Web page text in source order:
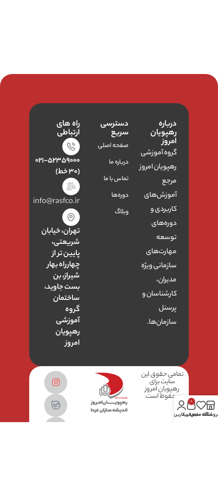
درباره
رهپویان
امروز
گروه آموزشی
رهپویان امروز
مرجع
آموزش‌های
کاربردی و
دوره‌های
توسعه
مهارت‌های
سازمانی ویژه
مدیران،
کارشناسان و
پرسنل
سازمان‌ها.
دسترسی
سریع
صفحه اصلی
درباره ما
تماس با ما
دوره‌ها
وبلاگ
راه های
ارتباطی
۰۲۱-۵۲۳۵۹۰۰۰
(۳۰ خط)
info@rasfco.ir
تهران، خیابان
شریعتی،
پایین تر از
چهارراه بهار
شیراز، بن
بست جاوید،
ساختمان
گروه
آموزشی
رهپویان
امروز
تمامی حقوق این
سایت برای
رهپویان امروز
محفوظ است.
علاقه مندی
0
سبد خرید
حساب کاربری من